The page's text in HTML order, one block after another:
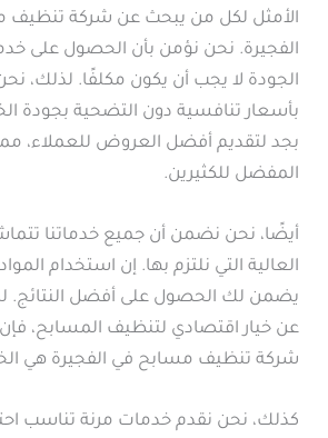
الأمثل لكل من يبحث عن شركة
الفجيرة. نحن نؤمن بأن الحصول على
الجودة لا يجب أن يكون مكلفًا. لذلك،
بأسعار تنافسية دون التضحية بجودة
بجد لتقديم أفضل العروض للعملاء، مما
المفضل للكثيرين.
أيضًا، نحن نضمن أن جميع خدماتنا
العالية التي نلتزم بها. إن استخدام
يضمن لك الحصول على أفضل النتائج.
عن خيار اقتصادي لتنظيف المسابح،
شركة تنظيف مسابح في الفجيرة هي
كذلك، نحن نقدم خدمات مرنة تناسب